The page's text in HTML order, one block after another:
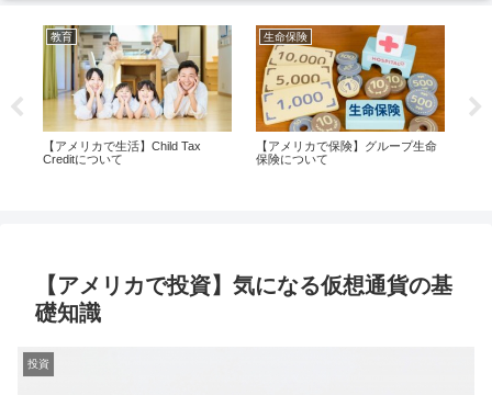
教育
【アメリカで生活】Child Tax
Creditについて
生命保険
【アメリカで保険】グループ生命
保険について
【アメリカで投資】気になる仮想通貨の基
礎知識
投資